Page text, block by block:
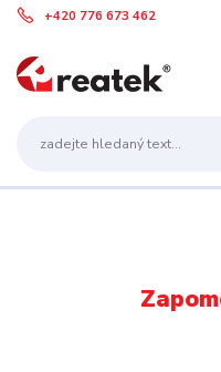
+420 776 673 462